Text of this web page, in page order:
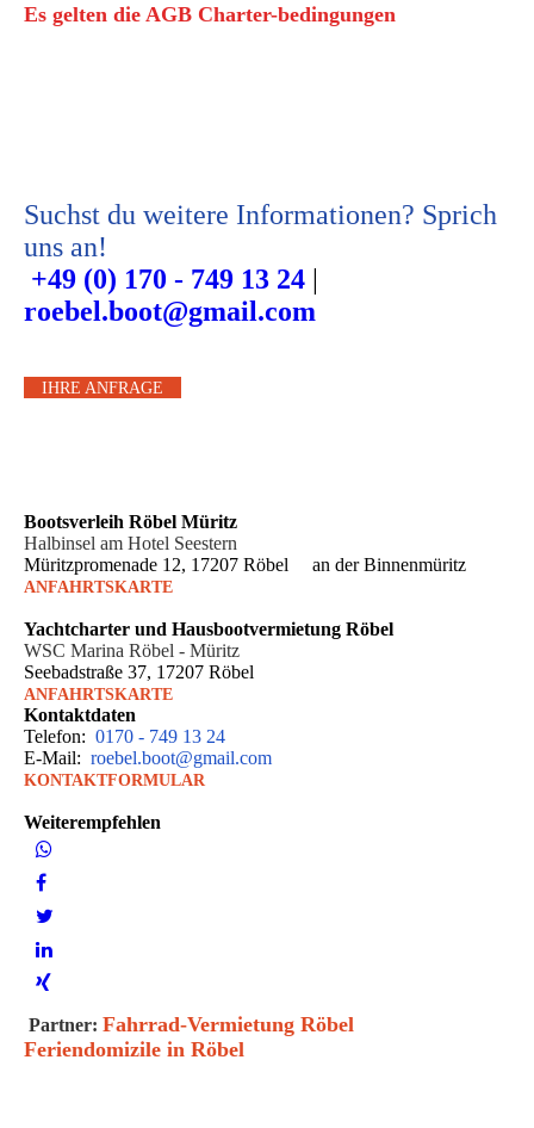
Es gelten die AGB Charter-bedingungen
Suchst du weitere Informationen? Sprich
uns an!
+49 (0) 170 - 749 13 24 |
roebel.boot@gmail.com
IHRE ANFRAGE
Boots­verleih Röbel Müritz
Halbinsel am Hotel Seestern
Müritzpromenade 12, 17207 Röbel an der Binnenmüritz
ANFAHRTSKARTE
Yachtcharter und Hausbootvermietung Röbel
WSC Marina Röbel - Müritz
Seebadstraße 37, 17207 Röbel
ANFAHRTSKARTE
Kontakt­daten
Telefon: 0170 - 749 13 24
E-Mail: roebel.boot@gmail.com
KONTAKTFORMULAR
Weiterempfehlen
Partner: Fahrrad-Vermietung Röbel
Feriendomizile in Röbel